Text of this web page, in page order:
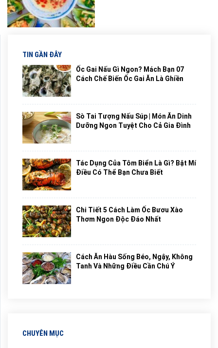
TIN GẦN ĐÂY
Ốc Gai Nấu Gì Ngon? Mách Bạn 07
Cách Chế Biến Ốc Gai Ăn Là Ghiền
Sò Tai Tượng Nấu Súp | Món Ăn Dinh
Dưỡng Ngon Tuyệt Cho Cả Gia Đình
Tác Dụng Của Tôm Biển Là Gì? Bật Mí
Điều Có Thể Bạn Chưa Biết
Chi Tiết 5 Cách Làm Ốc Bươu Xào
Thơm Ngon Độc Đáo Nhất
Cách Ăn Hàu Sống Béo, Ngậy, Không
Tanh Và Những Điều Cần Chú Ý
CHUYÊN MỤC